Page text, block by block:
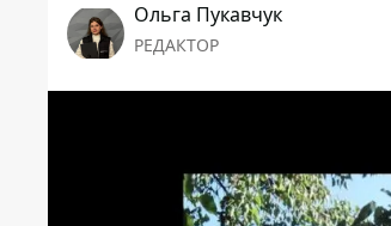
Ольга Пукавчук
РЕДАКТОР